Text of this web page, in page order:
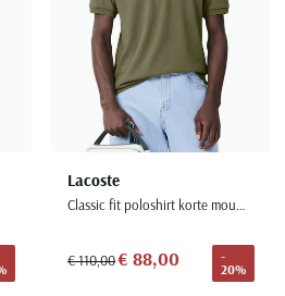
Lacoste
Classic fit poloshirt korte mouw groen pique katoen
€ 110,00€ 88,00
-
20%